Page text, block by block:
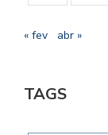
« fev abr »
TAGS